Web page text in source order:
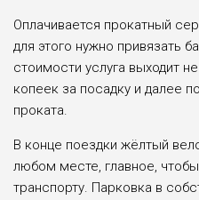
Оплачивается прокатный
для этого нужно привязать
стоимости услуга выходит
копеек за посадку и далее
проката.
В конце поездки жёлтый
любом месте, главное,
транспорту. Парковка в